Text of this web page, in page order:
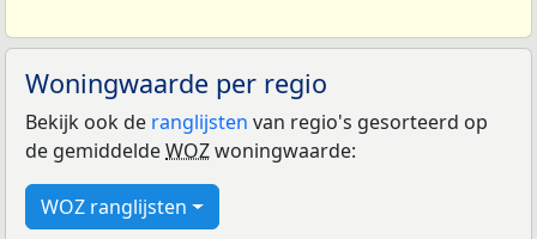
Woningwaarde per regio
Bekijk ook de ranglijsten van regio's gesorteerd op
de gemiddeldeWOZwoningwaarde:
WOZ ranglijsten